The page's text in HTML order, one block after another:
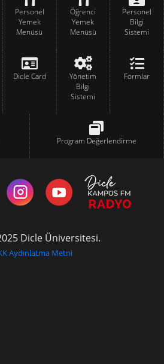
Personel
Yemek
Menüsü
Öğrenci
Yemek
Menüsü
Personel
Bilgi
Sistemi
Dicle Card
Yönetim
Bilgi
Sistemi
Formlar
Program Değerlendirme
Dicle Üniversitesi.
Aydınlatma Metni